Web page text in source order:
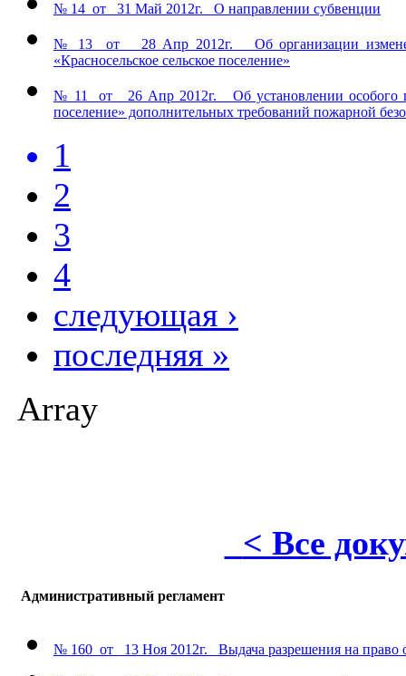
№ 14 от 31 Май 2012г. О направлении субвенции
№ 13 от 28 Апр 2012г. Об организации
«Красносельское сельское поселение»
№ 11 от 26 Апр 2012г. Об установлении особого
поселение» дополнительных требований пожарной
1
2
3
4
следующая ›
последняя »
Array
< Все
Административный регламент
№ 160 от 13 Ноя 2012г. Выдача разрешения на право